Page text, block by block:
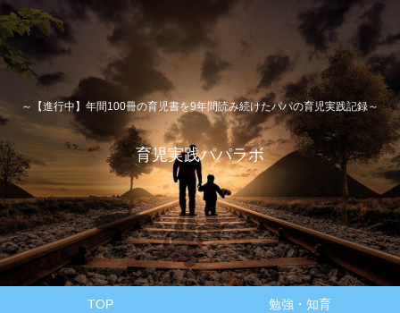
～【進行中】年間100冊の育児書を9年間読み続けたパパの育児実践記録～
育児実践パパラボ
TOP 勉強・知育